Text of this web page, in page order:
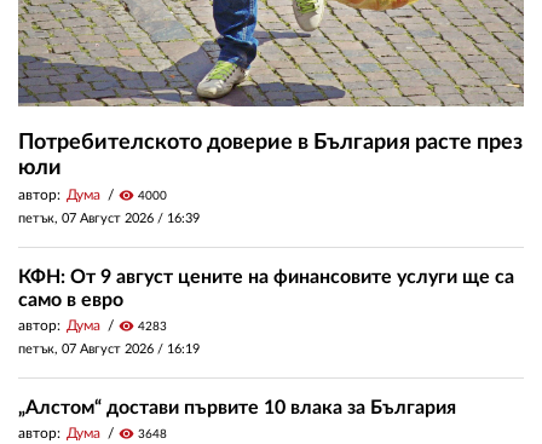
Потребителското доверие в България расте през
юли
автор: Дума visibility 4000
петък, 07 Август 2026 / 16:39
КФН: От 9 август цените на финансовите услуги ще са
само в евро
автор: Дума visibility 4283
петък, 07 Август 2026 / 16:19
„Алстом“ достави първите 10 влака за България
автор: Дума visibility 3648